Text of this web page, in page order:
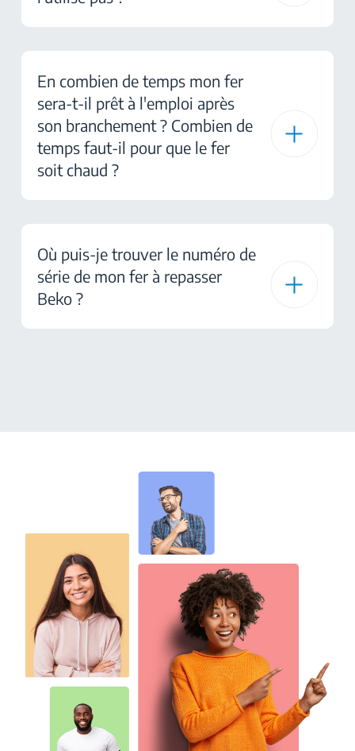
En combien de temps mon fer
sera-t-il prêt à l'emploi après
son branchement ? Combien de
temps faut-il pour que le fer
soit chaud ?
Où puis-je trouver le numéro de
série de mon fer à repasser
Beko ?